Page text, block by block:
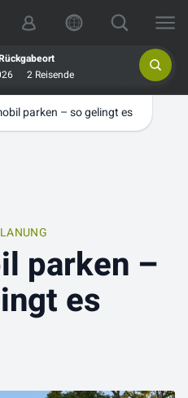
2 Reisende
parken – so gelingt es
parken –
es